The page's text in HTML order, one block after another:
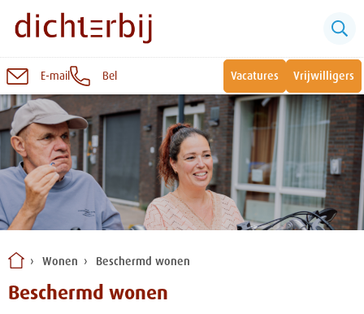
Naar
inhoud
E-mail Bel Vacatures Vrijwilligers
Wonen Beschermd wonen
Beschermd wonen
Sluiten
Snel naar:
Wonen bij Dichterbij
Vrije dagbestedingsplekken